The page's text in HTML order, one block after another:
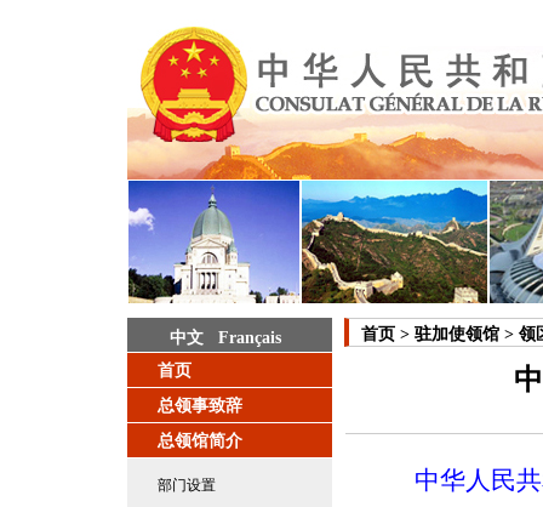
中文
Français
首页
总领事致辞
总领馆简介
部门设置
首页 > 驻加使领馆 > 领
中华人民